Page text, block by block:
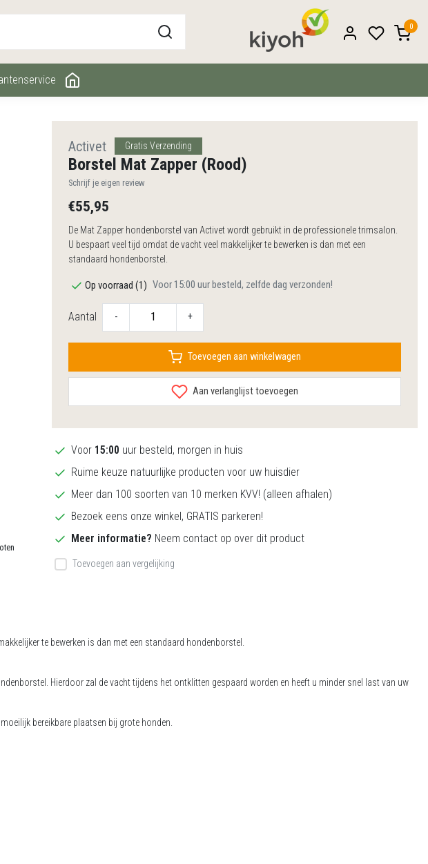
0
Activet Gratis Verzending
Borstel Mat Zapper (Rood)
Schrijf je eigen review
€55,95
De Mat Zapper hondenborstel van Activet wordt gebruikt in de professionele trimsalon.
U bespaart veel tijd omdat de vacht veel makkelijker te bewerken is dan met een
standaard hondenborstel.
Op voorraad (1) Voor 15:00 uur besteld, zelfde dag verzonden!
Aantal - +
Toevoegen aan winkelwagen
Aan verlanglijst toevoegen
Voor 15:00 uur besteld, morgen in huis
Ruime keuze natuurlijke producten voor uw huisdier
Meer dan 100 soorten van 10 merken KVV! (alleen afhalen)
Bezoek eens onze winkel, GRATIS parkeren!
Meer informatie? Neem contact op over dit product
Toevoegen aan vergelijking
te bewerken is dan met een standaard hondenborstel.
Hierdoor zal de vacht tijdens het ontklitten gespaard worden en heeft u minder snel last van uw
bereikbare plaatsen bij grote honden.